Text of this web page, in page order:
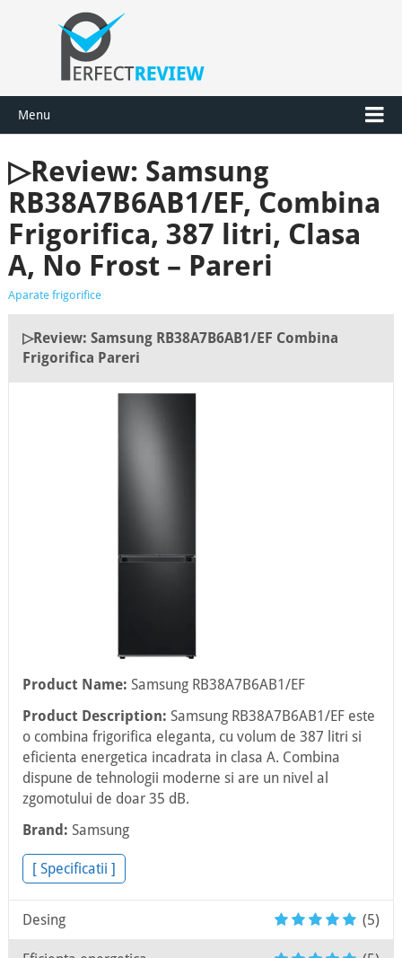
Menu
▷Review: Samsung
RB38A7B6AB1/EF, Combina
Frigorifica, 387 litri, Clasa
A, No Frost – Pareri
Aparate frigorifice
▷Review: Samsung RB38A7B6AB1/EF Combina
Frigorifica Pareri
Product Name: Samsung RB38A7B6AB1/EF
Product Description: Samsung RB38A7B6AB1/EF este
o combina frigorifica eleganta, cu volum de 387 litri si
eficienta energetica incadrata in clasa A. Combina
dispune de tehnologii moderne si are un nivel al
zgomotului de doar 35 dB.
Brand: Samsung
[ Specificatii ]
Desing (5)